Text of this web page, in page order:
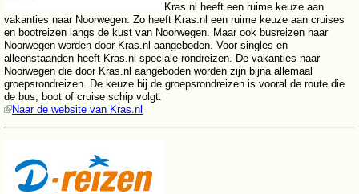
Kras.nl heeft een ruime keuze aan
vakanties naar Noorwegen. Zo heeft Kras.nl een ruime keuze aan cruises
en bootreizen langs de kust van Noorwegen. Maar ook busreizen naar
Noorwegen worden door Kras.nl aangeboden. Voor singles en
alleenstaanden heeft Kras.nl speciale rondreizen. De vakanties naar
Noorwegen die door Kras.nl aangeboden worden zijn bijna allemaal
groepsrondreizen. De keuze bij de groepsrondreizen is vooral de route die
de bus, boot of cruise schip volgt.
Naar de website van Kras.nl